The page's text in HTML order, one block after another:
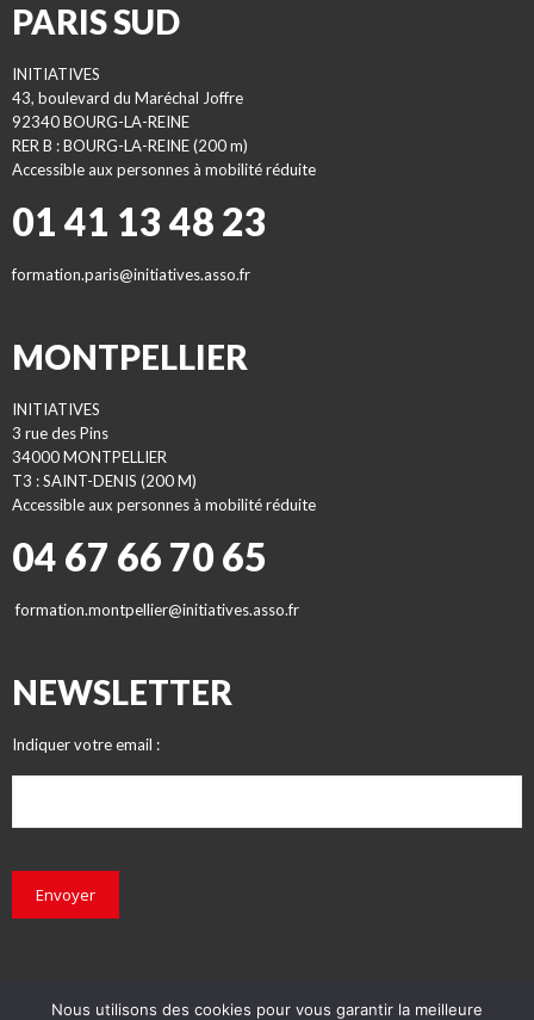
PARIS SUD
INITIATIVES
43, boulevard du Maréchal Joffre
92340 BOURG-LA-REINE
RER B : BOURG-LA-REINE (200 m)
Accessible aux personnes à mobilité réduite
01 41 13 48 23
formation.paris@initiatives.asso.fr
MONTPELLIER
INITIATIVES
3 rue des Pins
34000 MONTPELLIER
T3 : SAINT-DENIS (200 M)
Accessible aux personnes à mobilité réduite
04 67 66 70 65
formation.montpellier@initiatives.asso.fr
NEWSLETTER
Indiquer votre email :
Envoyer
Nous utilisons des cookies pour vous garantir la meilleure